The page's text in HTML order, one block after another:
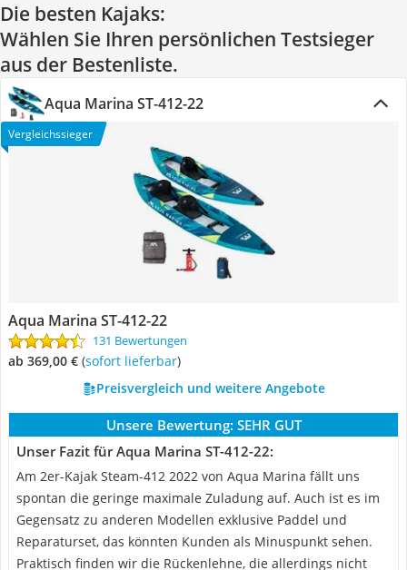
Die besten Kajaks:
Wählen Sie Ihren persönlichen Testsieger
aus der Bestenliste.
Aqua Marina ST-412-22
Vergleichssieger
Aqua Marina ST-412-22
131 Bewertungen
ab 369,00 € ( Sofort lieferbar)
Preisvergleich und weitere Angebote
Unsere Bewertung: SEHR GUT
Unser Fazit für Aqua Marina ST-412-22:
Am 2er-Kajak Steam-412 2022 von Aqua Marina fällt uns
spontan die geringe maximale Zuladung auf. Auch ist es im
Gegensatz zu anderen Modellen exklusive Paddel und
Reparaturset, das könnten Kunden als Minuspunkt sehen.
Praktisch finden wir die Rückenlehne, die allerdings nicht